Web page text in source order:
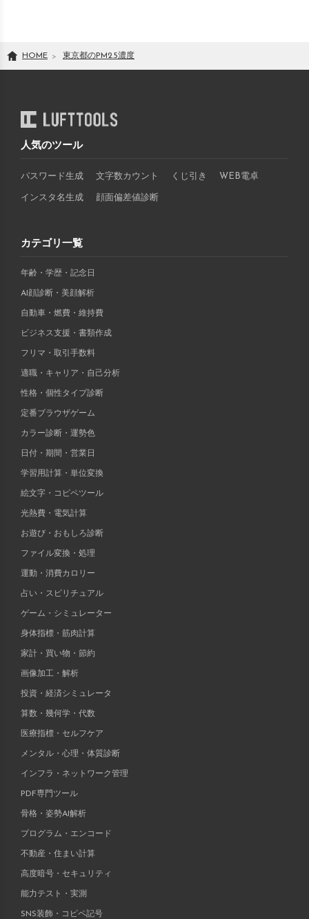
HOME 東京都のPM2.5濃度
人気のツール
パスワード生成 文字数カウント くじ引き WEB電卓
インスタ名生成 顔面偏差値診断
カテゴリ一覧
年齢・学歴・記念日
AI顔診断・美顔解析
自動車・燃費・維持費
ビジネス支援・書類作成
フリマ・取引手数料
適職・キャリア・自己分析
性格・個性タイプ診断
定番ブラウザゲーム
カラー診断・運勢色
日付・期間・営業日
学習用計算・単位変換
絵文字・コピペツール
光熱費・電気計算
お遊び・おもしろ診断
ファイル変換・処理
運動・消費カロリー
占い・スピリチュアル
ゲーム・シミュレーター
身体指標・筋肉計算
家計・買い物・節約
画像加工・解析
投資・経済シミュレータ
算数・幾何学・代数
医療指標・セルフケア
メンタル・心理・体質診断
インフラ・ネットワーク管理
PDF専門ツール
骨格・姿勢AI解析
プログラム・エンコード
不動産・住まい計算
高度暗号・セキュリティ
能力テスト・実測
SNS装飾・コピペ記号